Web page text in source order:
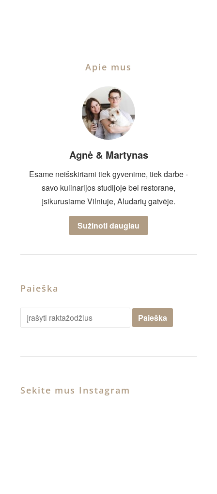
Apie mus
Agnė & Martynas
Esame neišskiriami tiek gyvenime, tiek darbe -
savo kulinarijos studijoje bei restorane,
įsikurusiame Vilniuje, Aludarių gatvėje.
Sužinoti daugiau
Paieška
Sekite mus Instagram